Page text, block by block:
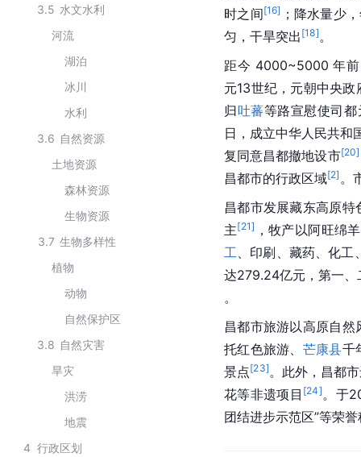
3.5 水文水利
河流
湖泊
冰川
水利
3.6 自然资源
土地资源
森林资源
生物资源
3.7 生物多样性
植物
动物
自然保护区
3.8 自然灾害
旱灾
洪涝
地震
4 行政区划
时之间[16] ；降水量少
匀，干旱突出 [18] 。
距今 4000~5000 年
元13世纪，元朝中央
归吐蕃等路宣慰使司
日，成立中华人民共和
复同意昌都撤地设市[20]
昌都市的行政区域[2] 。
昌都市发展藏东高原
主[21] ，牧产以阿旺绵
工
、印刷、藏药、化工
达279.24亿元，第一、
。
昌都市旅游以高原自然
托红色旅游 芒康县千
景点[23] 。此外，昌都
花等非遗项目 [24] 。于
团结进步示范区”等荣